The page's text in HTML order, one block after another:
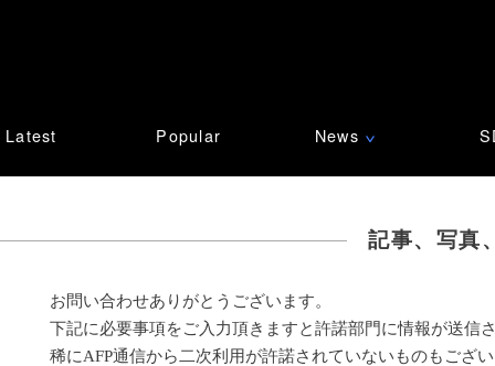
Latest Popular News ∨
記事、写真
お問い合わせありがとうございます。
下記に必要事項をご入力頂きますと許諾部門に情報が送信
稀にAFP通信から二次利用が許諾されていないものもござ